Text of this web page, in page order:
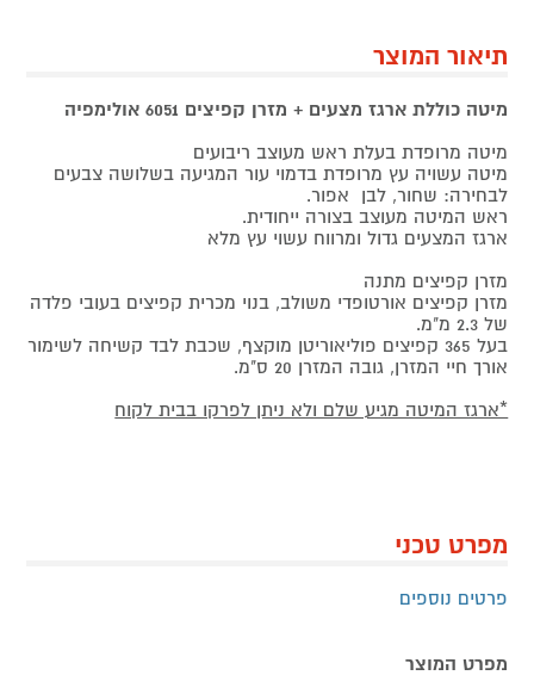
תיאור המוצר
מיטה כוללת ארגז מצעים + מזרן קפיצים 6051 אולימפיה
מיטה מרופדת בעלת ראש מעוצב ריבועים
מיטה עשויה עץ מרופדת בדמוי עור המגיעה בשלושה צבעים
לבחירה: שחור, לבן אפור.
ראש המיטה מעוצב בצורה ייחודית.
ארגז המצעים גדול ומרווח עשוי עץ מלא
מזרן קפיצים מתנה
מזרן קפיצים אורטופדי משולב, בנוי מכרית קפיצים בעובי פלדה
של 2.3 מ"מ.
בעל 365 קפיצים פוליאוריטן מוקצף, שכבת לבד קשיחה לשימור
אורך חיי המזרן, גובה המזרן 20 ס"מ.
*ארגז המיטה מגיע שלם ולא ניתן לפרקו בבית לקוח
מפרט טכני
פרטים נוספים
מפרט המוצר